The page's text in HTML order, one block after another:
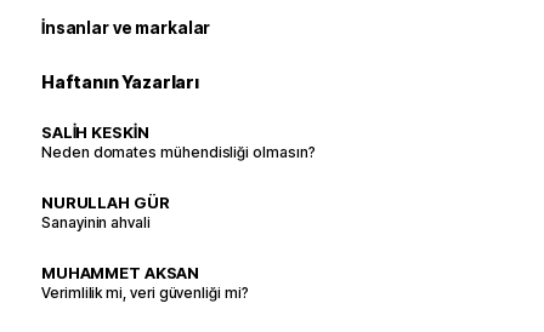
İnsanlar ve markalar
Haftanın Yazarları
SALİH KESKİN
Neden domates mühendisliği olmasın?
NURULLAH GÜR
Sanayinin ahvali
MUHAMMET AKSAN
Verimlilik mi, veri güvenliği mi?